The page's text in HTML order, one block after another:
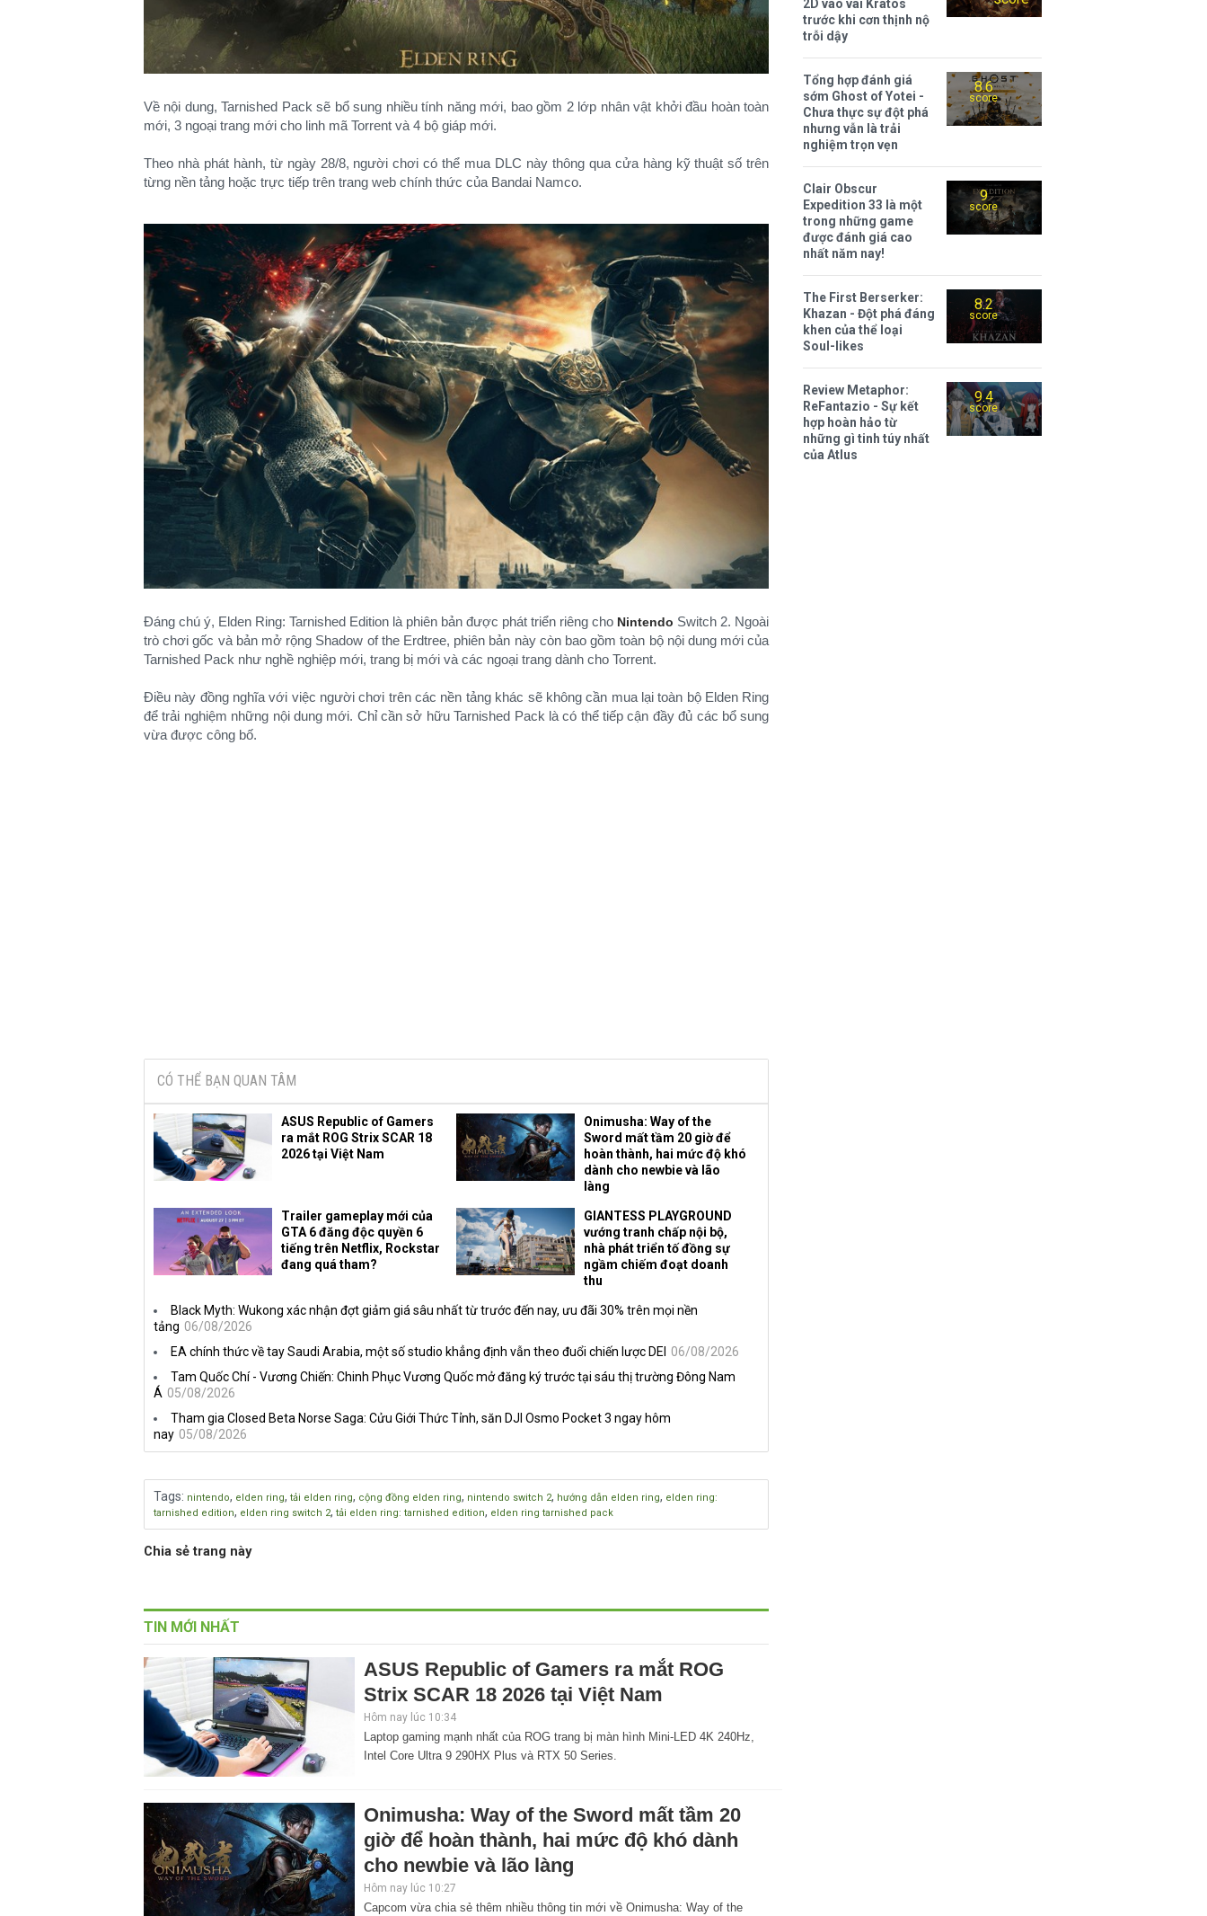
Về nội dung, Tarnished Pack sẽ bổ sung nhiều tính năng mới, bao gồm 2 lớp nhân vật khởi đầu hoàn toàn
mới, 3 ngoại trang mới cho linh mã Torrent và 4 bộ giáp mới.
Theo nhà phát hành, từ ngày 28/8, người chơi có thể mua DLC này thông qua cửa hàng kỹ thuật số trên
từng nền tảng hoặc trực tiếp trên trang web chính thức của Bandai Namco.
Đáng chú ý, Elden Ring: Tarnished Edition là phiên bản được phát triển riêng cho Nintendo Switch 2. Ngoài
trò chơi gốc và bản mở rộng Shadow of the Erdtree, phiên bản này còn bao gồm toàn bộ nội dung mới của
Tarnished Pack như nghề nghiệp mới, trang bị mới và các ngoại trang dành cho Torrent.
Điều này đồng nghĩa với việc người chơi trên các nền tảng khác sẽ không cần mua lại toàn bộ Elden Ring
để trải nghiệm những nội dung mới. Chỉ cần sở hữu Tarnished Pack là có thể tiếp cận đầy đủ các bổ sung
vừa được công bố.​
CÓ THỂ BẠN QUAN TÂM
ASUS Republic of Gamers
ra mắt ROG Strix SCAR 18
2026 tại Việt Nam
Onimusha: Way of the
Sword mất tầm 20 giờ để
hoàn thành, hai mức độ khó
dành cho newbie và lão
làng
Trailer gameplay mới của
GTA 6 đăng độc quyền 6
tiếng trên Netflix, Rockstar
đang quá tham?
GIANTESS PLAYGROUND
vướng tranh chấp nội bộ,
nhà phát triển tố đồng sự
ngầm chiếm đoạt doanh
thu
Black Myth: Wukong xác nhận đợt giảm giá sâu nhất từ trước đến nay, ưu đãi 30% trên mọi nền
tảng 06/08/2026
EA chính thức về tay Saudi Arabia, một số studio khẳng định vẫn theo đuổi chiến lược DEI
06/08/2026
Tam Quốc Chí - Vương Chiến: Chinh Phục Vương Quốc mở đăng ký trước tại sáu thị trường Đông Nam
Á 05/08/2026
Tham gia Closed Beta Norse Saga: Cửu Giới Thức Tỉnh, săn DJI Osmo Pocket 3 ngay hôm
nay 05/08/2026
Tags: nintendo, elden ring, tải elden ring, cộng đồng elden ring, nintendo switch 2, hướng dẫn elden ring, elden ring:
tarnished edition, elden ring switch 2, tải elden ring: tarnished edition, elden ring tarnished pack
Chia sẻ trang này
TIN MỚI NHẤT
ASUS Republic of Gamers ra mắt ROG
Strix SCAR 18 2026 tại Việt Nam
Hôm nay lúc 10:34
Laptop gaming mạnh nhất của ROG trang bị màn hình Mini-LED 4K 240Hz,
Intel Core Ultra 9 290HX Plus và RTX 50 Series.
Onimusha: Way of the Sword mất tầm 20
giờ để hoàn thành, hai mức độ khó dành
cho newbie và lão làng
Hôm nay lúc 10:27
Capcom vừa chia sẻ thêm nhiều thông tin mới về Onimusha: Way of the
2D vào vai Kratos
trước khi cơn thịnh nộ
trỗi dậy
8.6
score
Tổng hợp đánh giá
sớm Ghost of Yotei -
Chưa thực sự đột phá
nhưng vẫn là trải
nghiệm trọn vẹn
9
score
Clair Obscur
Expedition 33 là một
trong những game
được đánh giá cao
nhất năm nay!
8.2
score
The First Berserker:
Khazan - Đột phá đáng
khen của thể loại
Soul-likes
9.4
score
Review Metaphor:
ReFantazio - Sự kết
hợp hoàn hảo từ
những gì tinh túy nhất
của Atlus